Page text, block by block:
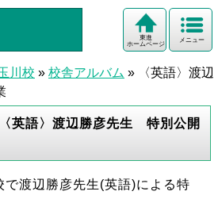
メニュー
東進
ホームページ
川校 » 校舎アルバム »
〈英語〉渡辺
英語〉渡辺勝彦先生 特別公開
渡辺勝彦先生(英語)による特